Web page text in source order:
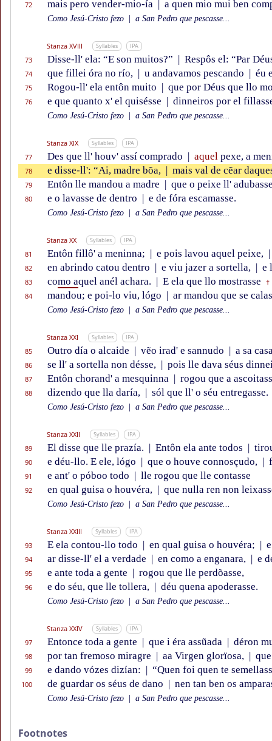
72 mais pero vender-mio-ía a quen mio mui ben
Como Jesú-Cristo fezo a San Pedro que pescasse...
Stanza XVIII Syllables IPA
73 Disse-ll' ela: “E son muitos?” | Respôs el: “Par
74 que fillei óra no río, | u andavamos pescando | éu
75 Rogou-ll' ela entôn muito | que por Déus que llo
76 e que quanto x' el quisésse | dinneiros por el
Como Jesú-Cristo fezo a San Pedro que pescasse...
Stanza XIX Syllables IPA
77 Des que ll' houv' assí comprado | aquel pexe, a
78 e disse-ll': “Ai, madre bõa, | mais val de cẽar
79 Entôn lle mandou a madre | que o peixe ll'
80 e o lavasse de dentro | e de fóra escamasse.
Como Jesú-Cristo fezo a San Pedro que pescasse...
Stanza XX Syllables IPA
81 Entôn fillô' a meninna; | e pois lavou aquel peixe, |
82 en abrindo catou dentro | e viu jazer a sortella, | e
83 como aquel anél achara. | E ela que llo mostrasse †
84 mandou; e poi-lo viu, lógo | ar mandou que se
Como Jesú-Cristo fezo a San Pedro que pescasse...
Stanza XXI Syllables IPA
85 Outro día o alcaide | vẽo irad' e sannudo | a sa
86 se ll' a sortella non désse, | pois lle dava séus
87 Entôn chorand' a mesquinna | rogou que a
88 dizendo que lla daría, | sól que ll' o séu entregasse.
Como Jesú-Cristo fezo a San Pedro que pescasse...
Stanza XXII Syllables IPA
89 El disse que lle prazía. | Entôn ela ante todos |
90 e déu-llo. E ele, lógo | que o houve connosçudo, |
91 e ant' o póboo todo | lle rogou que lle contasse
92 en qual guisa o houvéra, | que nulla ren non
Como Jesú-Cristo fezo a San Pedro que pescasse...
Stanza XXIII Syllables IPA
93 E ela contou-llo todo | en qual guisa o houvéra; |
94 ar disse-ll' el a verdade | en como a enganara, | e
95 e ante toda a gente | rogou que lle perdõasse,
96 e do séu, que lle tollera, | déu quena apoderasse.
Como Jesú-Cristo fezo a San Pedro que pescasse...
Stanza XXIV Syllables IPA
97 Entonce toda a gente | que i éra assũada | déron
98 por tan fremoso miragre | aa Virgen glorïosa, |
99 e dando vózes dizían: | “Quen foi quen te
100 de guardar os séus de dano | nen tan ben os
Como Jesú-Cristo fezo a San Pedro que pescasse...
Footnotes